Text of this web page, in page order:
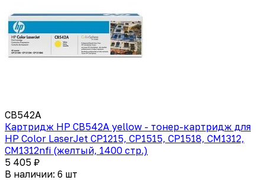
CB542A
Картридж HP CB542A yellow - тонер-картридж для
HP Color LaserJet CP1215, CP1515, CP1518, CM1312,
CM1312nfi (желтый, 1400 стр.)
5 405 ₽
В наличии: 6 шт